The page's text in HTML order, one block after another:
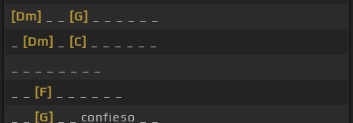
[Dm]
[G]
[Dm] [C]
[F]
[G]
_ _ confieso _ _